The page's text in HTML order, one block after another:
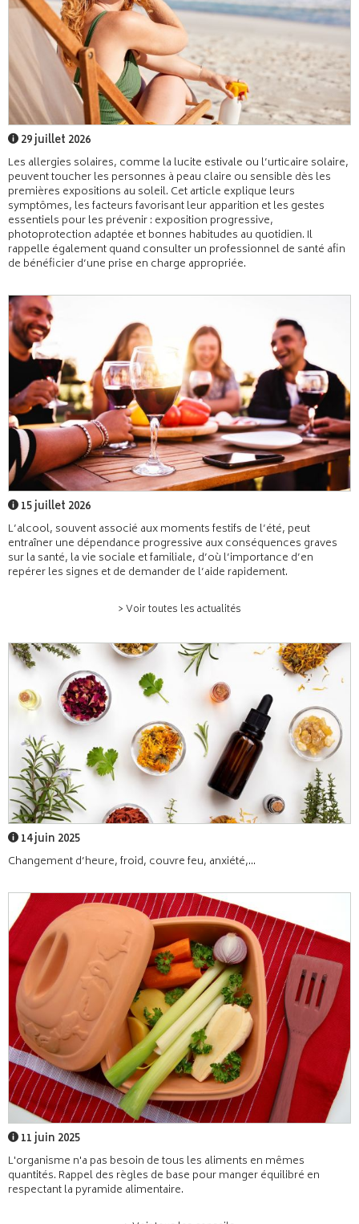
29 juillet 2026
Les allergies solaires, comme la lucite estivale ou l’urticaire solaire,
peuvent toucher les personnes à peau claire ou sensible dès les
premières expositions au soleil. Cet article explique leurs
symptômes, les facteurs favorisant leur apparition et les gestes
essentiels pour les prévenir : exposition progressive,
photoprotection adaptée et bonnes habitudes au quotidien. Il
rappelle également quand consulter un professionnel de santé afin
de bénéficier d’une prise en charge appropriée.
15 juillet 2026
L’alcool, souvent associé aux moments festifs de l’été, peut
entraîner une dépendance progressive aux conséquences graves
sur la santé, la vie sociale et familiale, d’où l’importance d’en
repérer les signes et de demander de l’aide rapidement.
> Voir toutes les actualités
14 juin 2025
Changement d’heure, froid, couvre feu, anxiété,...
11 juin 2025
L'organisme n'a pas besoin de tous les aliments en mêmes
quantités. Rappel des règles de base pour manger équilibré en
respectant la pyramide alimentaire.